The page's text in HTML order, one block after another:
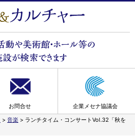
お問合せ
企業メセナ協議会
> 音楽 > ランチタイム・コンサートVol.32「秋を